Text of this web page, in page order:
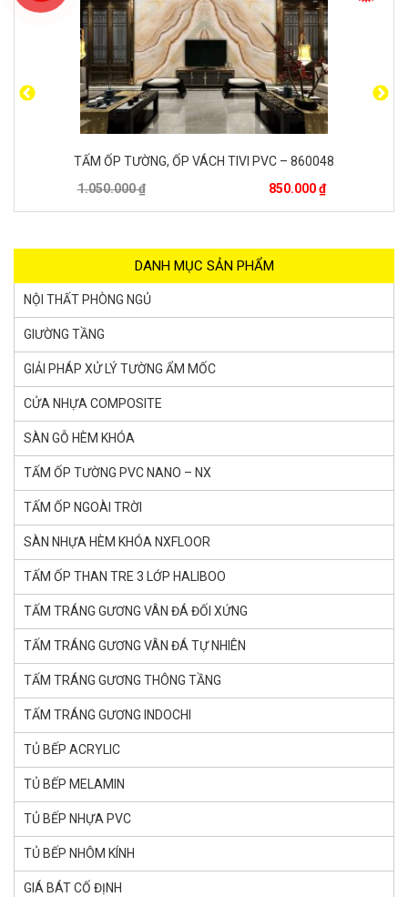
PHÀO CHỈ PU DÁT VÀNG – 8
60.000 ₫
35.000 ₫
DANH MỤC SẢN PHẨM
NỘI THẤT PHÒNG NGỦ
GIƯỜNG TẦNG
GIẢI PHÁP XỬ LÝ TƯỜNG ẨM MỐC
CỬA NHỰA COMPOSITE
SÀN GỖ HÈM KHÓA
TẤM ỐP TƯỜNG PVC NANO – NX
TẤM ỐP NGOÀI TRỜI
SÀN NHỰA HÈM KHÓA NXFLOOR
TẤM ỐP THAN TRE 3 LỚP HALIBOO
TẤM TRÁNG GƯƠNG VÂN ĐÁ ĐỐI XỨNG
TẤM TRÁNG GƯƠNG VÂN ĐÁ TỰ NHIÊN
TẤM TRÁNG GƯƠNG THÔNG TẦNG
TẤM TRÁNG GƯƠNG INDOCHI
TỦ BẾP ACRYLIC
TỦ BẾP MELAMIN
TỦ BẾP NHỰA PVC
TỦ BẾP NHÔM KÍNH
GIÁ BÁT CỐ ĐỊNH